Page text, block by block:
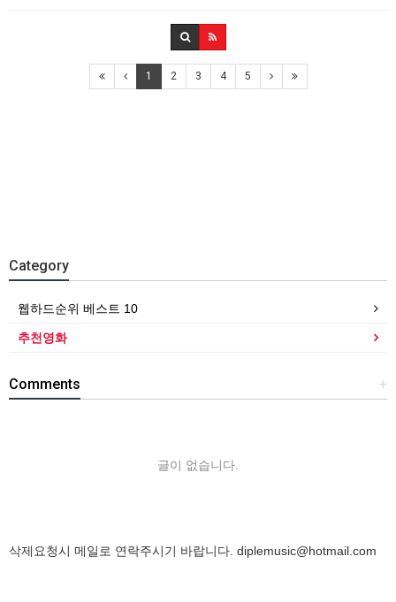
1 2 3 4 5
Category
웹하드순위 베스트 10
추천영화
+
Comments
글이 없습니다.
삭제요청시 메일로 연락주시기 바랍니다. diplemusic@hotmail.com